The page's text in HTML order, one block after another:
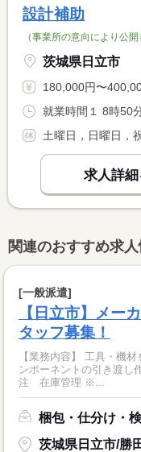
設計補助
（事業所の意向により公開
茨城県日立市
180,000円〜400,000円 ※フルタイム求
土曜日，日曜日，
求人詳
関連のおすすめ求
[一般派遣]
【日立市】メー
タッフ募集！
【業務内容】 工具・機
ンポーネントの引き渡し
注 在庫管理 ※...
梱包・仕分け・
茨城県日立市/勝